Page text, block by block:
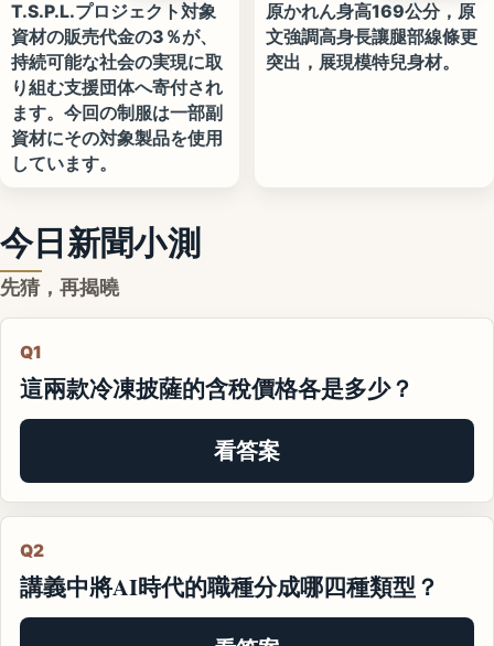
T.S.P.L.プロジェクト対象
資材の販売代金の3％が、
持続可能な社会の実現に取
り組む支援団体へ寄付され
ます。今回の制服は一部副
資材にその対象製品を使用
しています。
原かれん身高169公分，原
文強調高身長讓腿部線條更
突出，展現模特兒身材。
今日新聞小測
先猜，再揭曉
Q1
這兩款冷凍披薩的含稅價格各是多少？
看答案
Q2
講義中將AI時代的職種分成哪四種類型？